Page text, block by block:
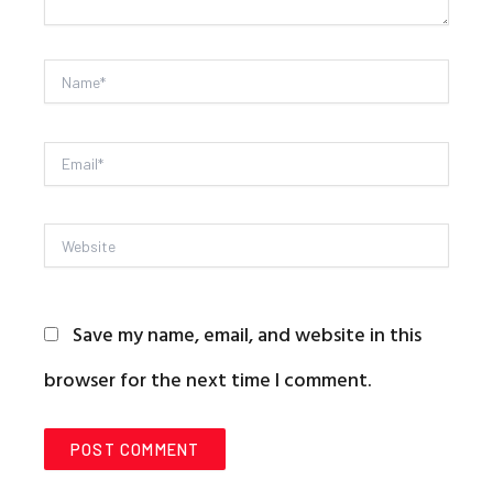
Name*
Email*
Website
Save my name, email, and website in this
browser for the next time I comment.